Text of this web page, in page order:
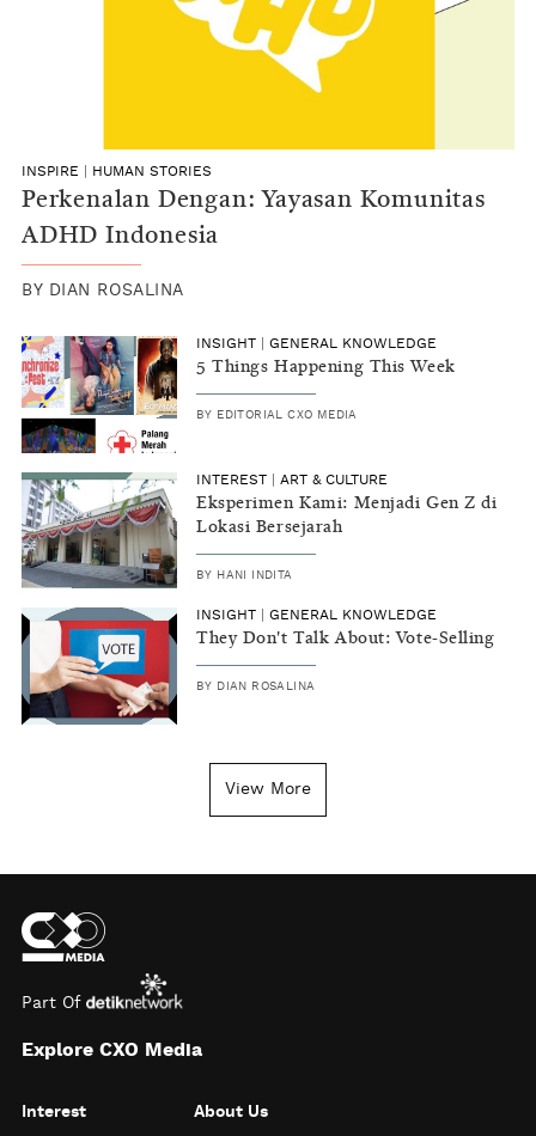
INSPIRE HUMAN STORIES
Perkenalan Dengan: Yayasan Komunitas
ADHD Indonesia
BY DIAN ROSALINA
INSIGHT GENERAL KNOWLEDGE
5 Things Happening This Week
BY EDITORIAL CXO MEDIA
INTEREST ART & CULTURE
Eksperimen Kami: Menjadi Gen Z di
Lokasi Bersejarah
BY HANI INDITA
INSIGHT GENERAL KNOWLEDGE
They Don't Talk About: Vote-Selling
BY DIAN ROSALINA
View More
Part Of
Explore CXO Media
Interest About Us